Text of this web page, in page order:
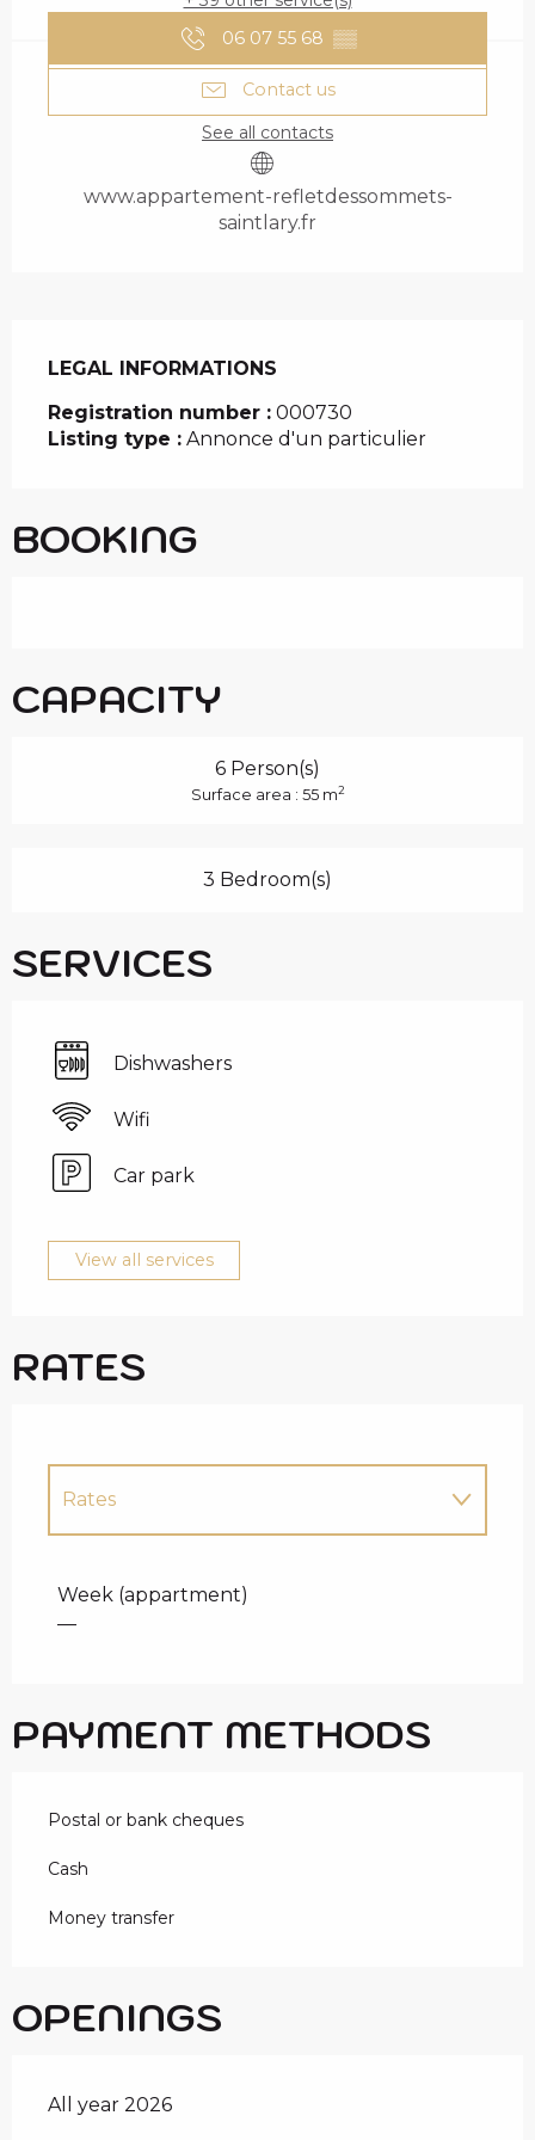
06 07 55 68 ▒▒
Contact us
See all contacts
www.appartement-refletdessommets-
saintlary.fr
LEGAL INFORMATIONS
LEGAL INFORMATIONS
Registration number : 000730
Listing type : Annonce d'un particulier
BOOKING
CAPACITY
6 Person(s)
Surface area : 55 m2
3 Bedroom(s)
SERVICES
Dishwashers
Wifi
Car park
View all services
RATES
Rates
Week (appartment)
—
PAYMENT METHODS
Postal or bank cheques
Cash
Money transfer
OPENINGS
All year 2026